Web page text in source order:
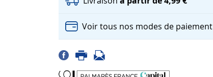
Voir tous nos modes de paiement